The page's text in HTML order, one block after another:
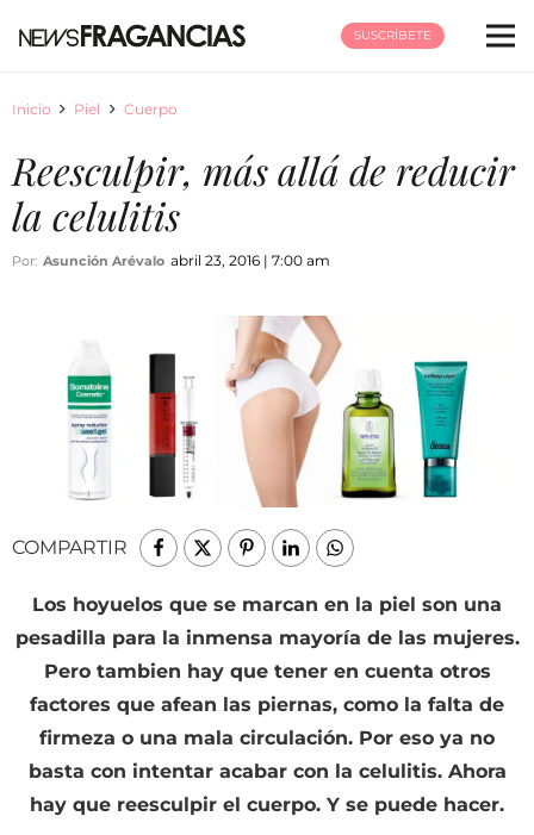
SUSCRÍBETE
Inicio Piel Cuerpo
Reesculpir, más allá de reducir
la celulitis
Por: Asunción Arévalo abril 23, 2016 | 7:00 am
COMPARTIR
Los hoyuelos que se marcan en la piel son una
pesadilla para la inmensa mayoría de las mujeres.
Pero tambien hay que tener en cuenta otros
factores que afean las piernas, como la falta de
firmeza o una mala circulación. Por eso ya no
basta con intentar acabar con la celulitis. Ahora
hay que reesculpir el cuerpo. Y se puede hacer.